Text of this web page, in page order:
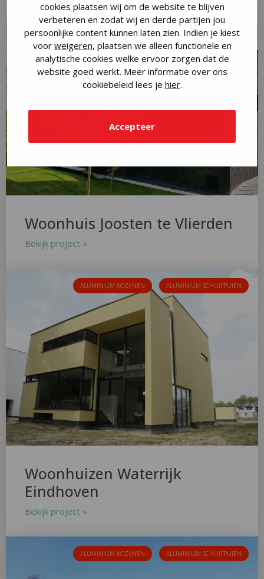
cookies plaatsen wij om de website te blijven
verbeteren en zodat wij en derde partijen jou
persoonlijke content kunnen laten zien. Indien je kiest
voor weigeren, plaatsen we alleen functionele en
analytische cookies welke ervoor zorgen dat de
website goed werkt. Meer informatie over ons
cookiebeleid lees je hier.
Accepteer
ALUMINIUM KOZIJNEN ALUMINIUM SCHUIFPUIEN
Woonhuis Joosten te Vlierden
Bekijk project »
ALUMINIUM KOZIJNEN ALUMINIUM SCHUIFPUIEN
Woonhuizen Waterrijk
Eindhoven
Bekijk project »
ALUMINIUM KOZIJNEN ALUMINIUM SCHUIFPUIEN